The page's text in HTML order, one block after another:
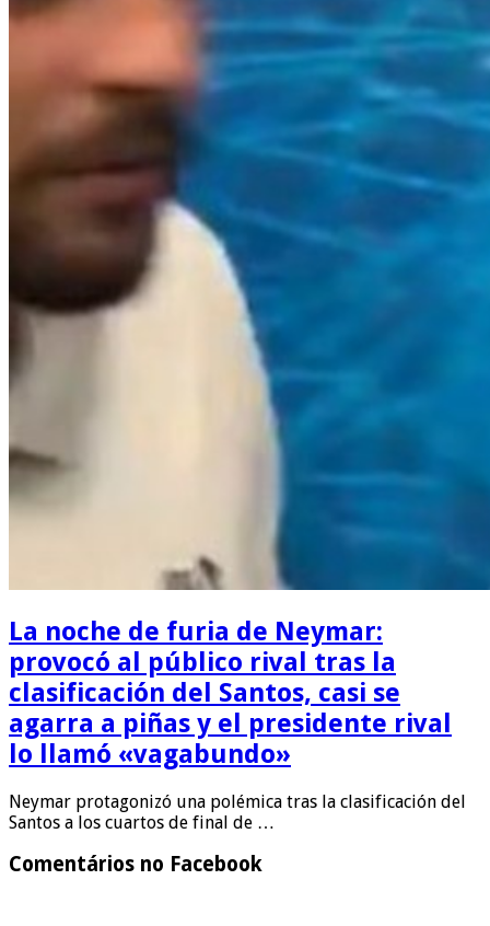
La noche de furia de Neymar:
provocó al público rival tras la
clasificación del Santos, casi se
agarra a piñas y el presidente rival
lo llamó «vagabundo»
Neymar protagonizó una polémica tras la clasificación del
Santos a los cuartos de final de …
Comentários no Facebook